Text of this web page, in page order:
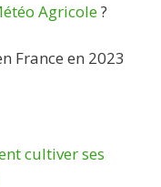
Agricole?
France en 2023
cultiver ses